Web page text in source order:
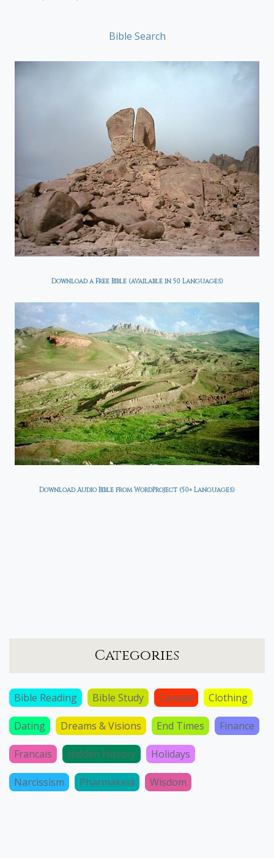
Bible Search
Download a Free Bible (available in 50 Languages)
Download Audio Bible from WordProject (50+ Languages)
Categories
Bible Reading Bible Study Canada Clothing
Dating Dreams & Visions End Times Finance
Francais Hidden History Holidays
Narcissism Pharmakeia Wisdom